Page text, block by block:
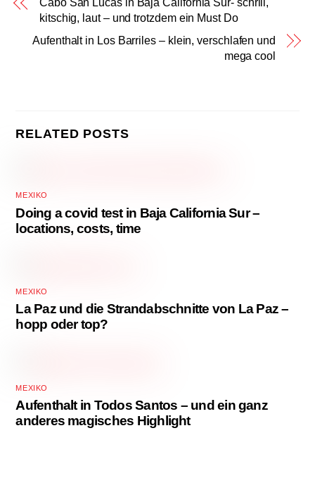
Cabo San Lucas in Baja California Sur- schrill,
kitschig, laut – und trotzdem ein Must Do
Aufenthalt in Los Barriles – klein, verschlafen und
mega cool
RELATED POSTS
MEXIKO
Doing a covid test in Baja California Sur –
locations, costs, time
MEXIKO
La Paz und die Strandabschnitte von La Paz –
hopp oder top?
MEXIKO
Aufenthalt in Todos Santos – und ein ganz
anderes magisches Highlight